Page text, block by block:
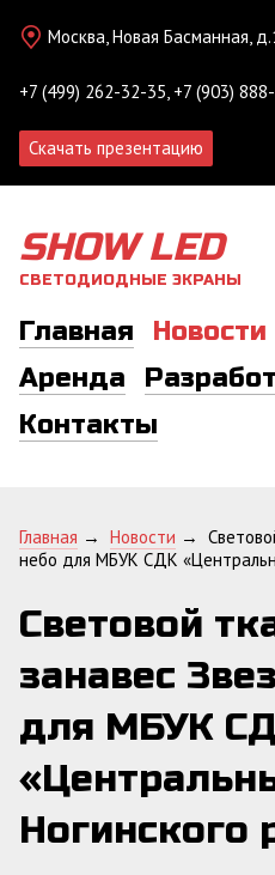
Москва, Новая Басманная,
+7 (499) 262-32-35, +7 (903)
Скачать презентацию
SHOW LED
СВЕТОДИОДНЫЕ ЭКРАНЫ
Главная Новости
Аренда
Контакты
Главная → Новости →
небо для МБУК СДК
Световой
занавес
для МБУК
Ногинского